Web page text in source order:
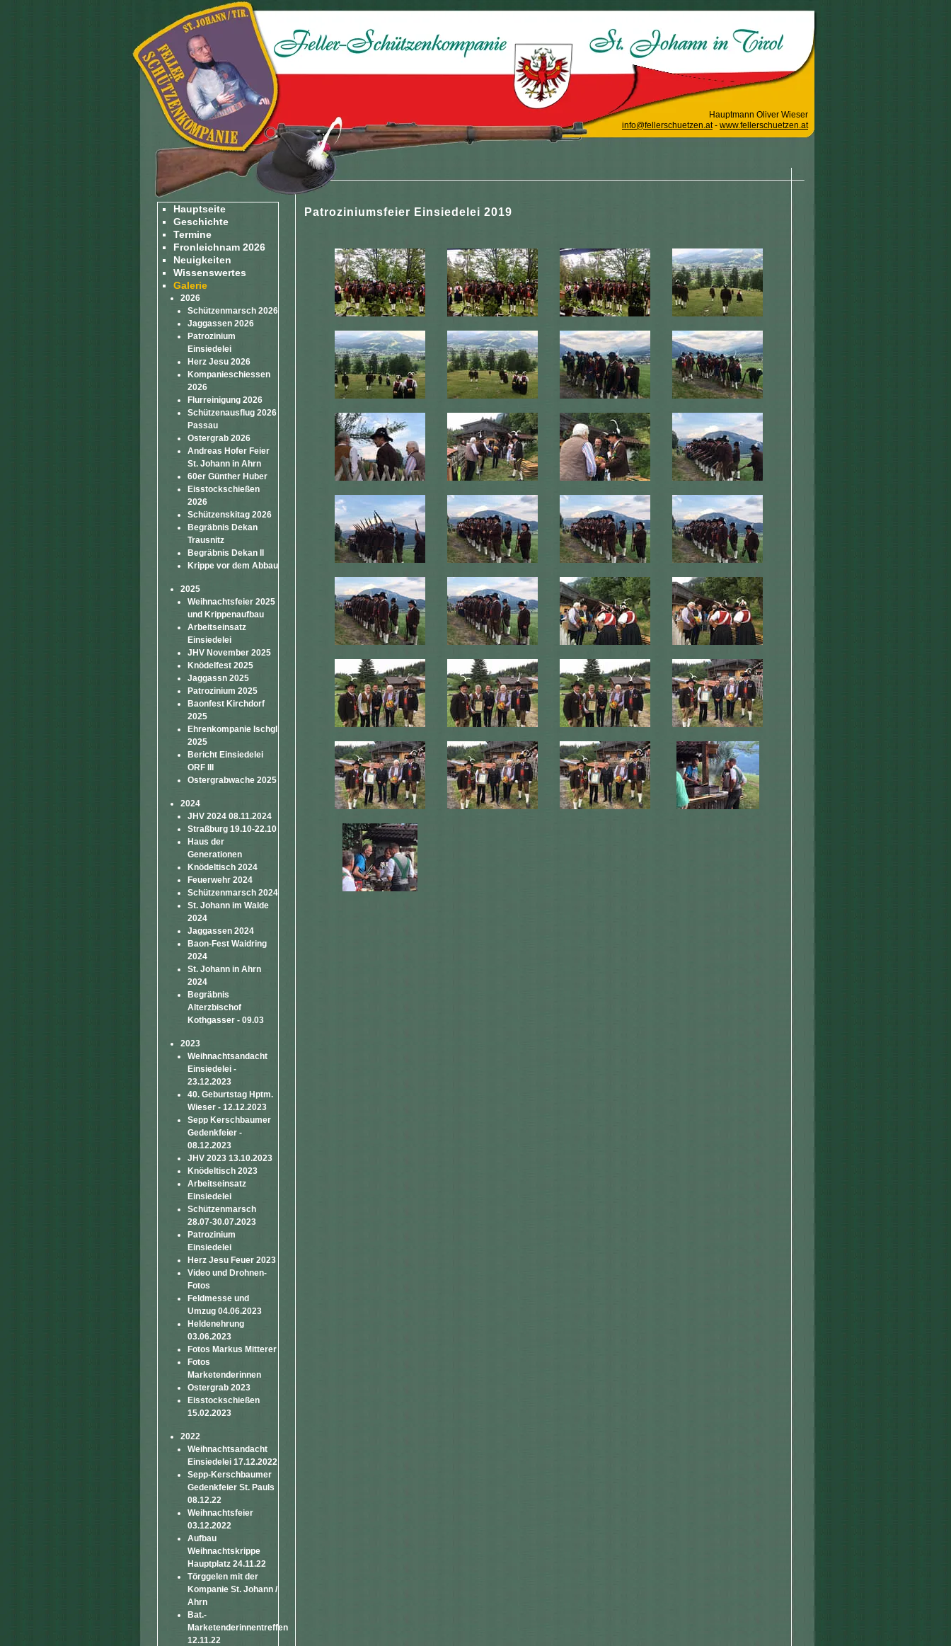
Hauptmann Oliver Wieser
info@fellerschuetzen.at- www.fellerschuetzen.at
Hauptseite
Geschichte
Termine
Fronleichnam 2026
Neuigkeiten
Wissenswertes
Galerie
2026
Schützenmarsch 2026
Jaggassen 2026
Patrozinium
Einsiedelei
Herz Jesu 2026
Kompanieschiessen
2026
Flurreinigung 2026
Schützenausflug 2026
Passau
Ostergrab 2026
Andreas Hofer Feier
St. Johann in Ahrn
60er Günther Huber
Eisstockschießen
2026
Schützenskitag 2026
Begräbnis Dekan
Trausnitz
Begräbnis Dekan II
Krippe vor dem Abbau
2025
Weihnachtsfeier 2025
und Krippenaufbau
Arbeitseinsatz
Einsiedelei
JHV November 2025
Knödelfest 2025
Jaggassn 2025
Patrozinium 2025
Baonfest Kirchdorf
2025
Ehrenkompanie Ischgl
2025
Bericht Einsiedelei
ORF III
Ostergrabwache 2025
2024
JHV 2024 08.11.2024
Straßburg 19.10-22.10
Haus der
Generationen
Knödeltisch 2024
Feuerwehr 2024
Schützenmarsch 2024
St. Johann im Walde
2024
Jaggassen 2024
Baon-Fest Waidring
2024
St. Johann in Ahrn
2024
Begräbnis
Alterzbischof
Kothgasser - 09.03
2023
Weihnachtsandacht
Einsiedelei -
23.12.2023
40. Geburtstag Hptm.
Wieser - 12.12.2023
Sepp Kerschbaumer
Gedenkfeier -
08.12.2023
JHV 2023 13.10.2023
Knödeltisch 2023
Arbeitseinsatz
Einsiedelei
Schützenmarsch
28.07-30.07.2023
Patrozinium
Einsiedelei
Herz Jesu Feuer 2023
Video und Drohnen-
Fotos
Feldmesse und
Umzug 04.06.2023
Heldenehrung
03.06.2023
Fotos Markus Mitterer
Fotos
Marketenderinnen
Ostergrab 2023
Eisstockschießen
15.02.2023
2022
Weihnachtsandacht
Einsiedelei 17.12.2022
Sepp-Kerschbaumer
Gedenkfeier St. Pauls
08.12.22
Weihnachtsfeier
03.12.2022
Aufbau
Weihnachtskrippe
Hauptplatz 24.11.22
Törggelen mit der
Kompanie St. Johann /
Ahrn
Bat.-
Marketenderinnentreffen
12.11.22
Patroziniumsfeier Einsiedelei 2019